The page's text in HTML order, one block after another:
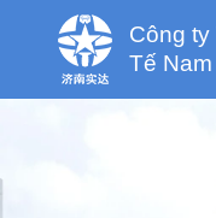
Công
Tế Nam